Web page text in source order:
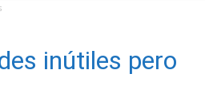
inútiles pero